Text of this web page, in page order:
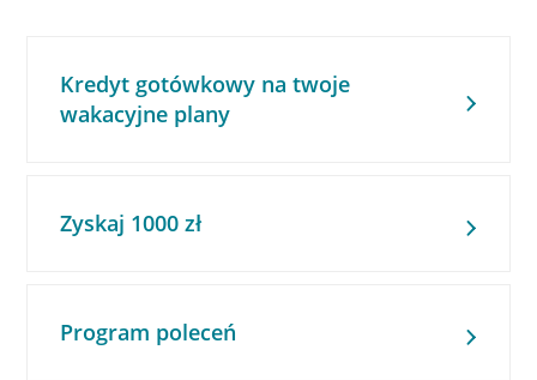
Kredyt gotówkowy na twoje
wakacyjne plany
Zyskaj 1000 zł
Program poleceń